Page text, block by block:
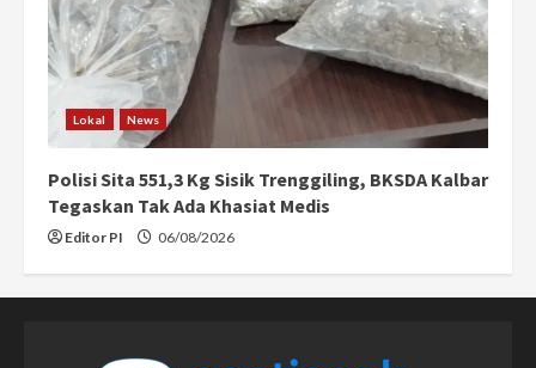
Lokal News
Polisi Sita 551,3 Kg Sisik Trenggiling, BKSDA Kalbar
Tegaskan Tak Ada Khasiat Medis
Editor PI 06/08/2026